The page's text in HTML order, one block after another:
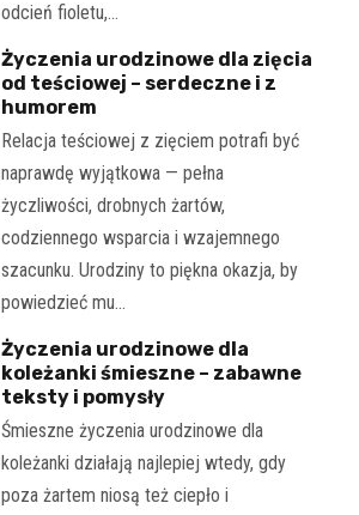
odcień fioletu,…
Życzenia urodzinowe dla zięcia
od teściowej – serdeczne i z
humorem
Relacja teściowej z zięciem potrafi być
naprawdę wyjątkowa — pełna
życzliwości, drobnych żartów,
codziennego wsparcia i wzajemnego
szacunku. Urodziny to piękna okazja, by
powiedzieć mu…
Życzenia urodzinowe dla
koleżanki śmieszne – zabawne
teksty i pomysły
Śmieszne życzenia urodzinowe dla
koleżanki działają najlepiej wtedy, gdy
poza żartem niosą też ciepło i